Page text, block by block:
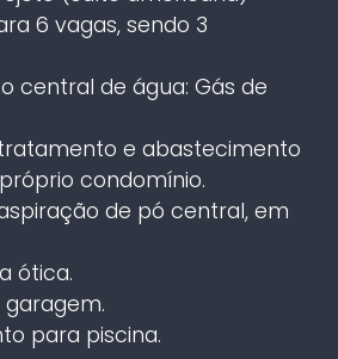
6 vagas, sendo 3
central de água: Gás de
e abastecimento
condomínio.
de pó central, em
ótica.
para piscina.